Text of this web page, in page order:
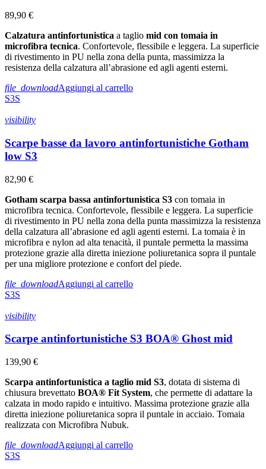
Elettricisti e idraulici
Industria metalmeccanica 18
Lavori in quota e bosco 1
Logistica e trasporti 19
Saldatori 20
Suola
Eva / gomma HRO 8
Puntale
Acciaio 8
Alluminio 7
Composito 4
Taglie
Prezzo
€
Visualizza i prodotti a
89,90 €
Calzatura antinfortunistica a taglio mid con tomaia in
microfibra tecnica. Confortevole, flessibile e leggera. La superficie
di rivestimento in PU nella zona della punta, massimizza la
resistenza della calzatura all’abrasione ed agli agenti esterni.
file_downloadAggiungi al carrello
S3S
visibility
Scarpe basse da lavoro antinfortunistiche Gotham
low S3
82,90 €
Gotham scarpa bassa antinfortunistica S3 con tomaia in
microfibra tecnica. Confortevole, flessibile e leggera. La superficie
di rivestimento in PU nella zona della punta massimizza la resistenza
della calzatura all’abrasione ed agli agenti esterni. La tomaia è in
microfibra e nylon ad alta tenacità, il puntale permetta la massima
protezione grazie alla diretta iniezione poliuretanica sopra il puntale
per una migliore protezione e confort del piede.
file_downloadAggiungi al carrello
S3S
visibility
Scarpe antinfortunistiche S3 BOA® Ghost mid
139,90 €
Scarpa antinfortunistica a taglio mid S3, dotata di sistema di
chiusura brevettato BOA® Fit System, che permette di adattare la
calzata in modo rapido e intuitivo. Massima protezione grazie alla
diretta iniezione poliuretanica sopra il puntale in acciaio. Tomaia
realizzata con Microfibra Nubuk.
file_downloadAggiungi al carrello
S3S